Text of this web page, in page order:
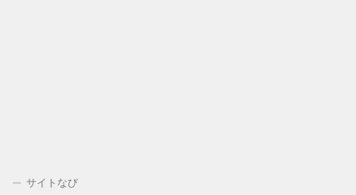
サイトなび